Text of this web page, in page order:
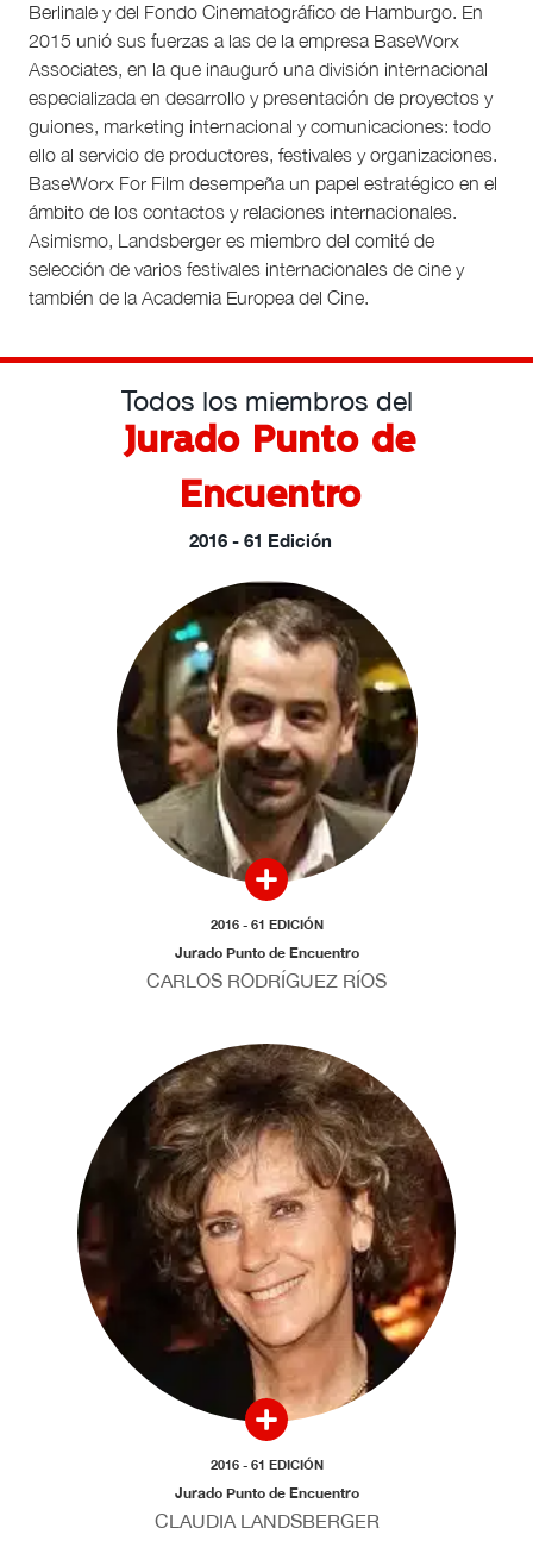
Berlinale y del Fondo Cinematográfico de Hamburgo. En
2015 unió sus fuerzas a las de la empresa BaseWorx
Associates, en la que inauguró una división internacional
especializada en desarrollo y presentación de proyectos y
guiones, marketing internacional y comunicaciones: todo
ello al servicio de productores, festivales y organizaciones.
BaseWorx For Film desempeña un papel estratégico en el
ámbito de los contactos y relaciones internacionales.
Asimismo, Landsberger es miembro del comité de
selección de varios festivales internacionales de cine y
también de la Academia Europea del Cine.
Todos los miembros del
Jurado Punto de
Encuentro
2016 - 61 Edición
2016 - 61 EDICIÓN
Jurado Punto de Encuentro
CARLOS RODRÍGUEZ RÍOS
2016 - 61 EDICIÓN
Jurado Punto de Encuentro
CLAUDIA LANDSBERGER